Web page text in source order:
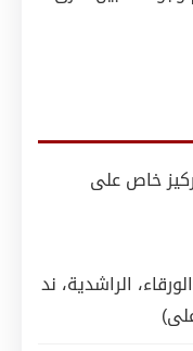
خاص على
الورقاء، الراشدية، ند